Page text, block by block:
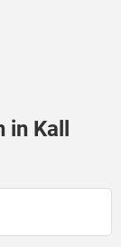
Kall